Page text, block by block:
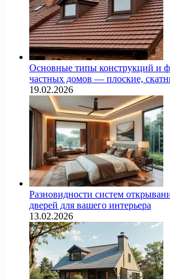
Основные типы конструкций и
частных домов — плоские,
19.02.2026
Разновидности систем
дверей для вашего интерьера
13.02.2026